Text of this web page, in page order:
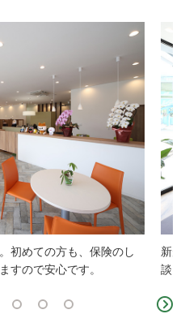
初めての方も、保険のし
すので安心です。
新
談